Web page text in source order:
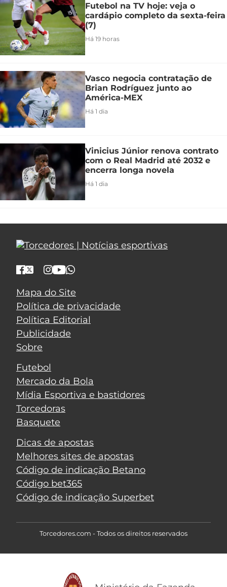
Futebol na TV hoje: veja o
cardápio completo da sexta-feira
(7)
Há 19 horas
Vasco negocia contratação de
Brian Rodríguez junto ao
América-MEX
Há 1 dia
Vinicius Júnior renova contrato
com o Real Madrid até 2032 e
encerra longa novela
Há 1 dia
Mapa do Site
Política de privacidade
Política Editorial
Publicidade
Sobre
Futebol
Mercado da Bola
Mídia Esportiva e bastidores
Torcedoras
Basquete
Dicas de apostas
Melhores sites de apostas
Código de indicação Betano
Código bet365
Código de indicação Superbet
Torcedores.com - Todos os direitos reservados